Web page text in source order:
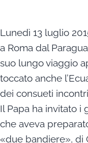
Lunedì 13 luglio
a Roma dal
suo lungo viaggio
toccato anche
dei consueti
Il Papa ha invitato i
che aveva
«due bandiere», di